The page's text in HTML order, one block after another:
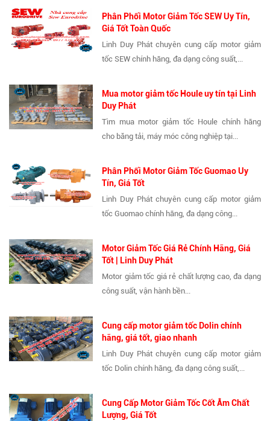
Phân Phối Motor Giảm Tốc SEW Uy Tín,
Giá Tốt Toàn Quốc
Linh Duy Phát chuyên cung cấp motor giảm
tốc SEW chính hãng, đa dạng công suất,...
Mua motor giảm tốc Houle uy tín tại Linh
Duy Phát
Tìm mua motor giảm tốc Houle chính hãng
cho băng tải, máy móc công nghiệp tại...
Phân Phối Motor Giảm Tốc Guomao Uy
Tín, Giá Tốt
Linh Duy Phát chuyên cung cấp motor giảm
tốc Guomao chính hãng, đa dạng công...
Motor Giảm Tốc Giá Rẻ Chính Hãng, Giá
Tốt | Linh Duy Phát
Motor giảm tốc giá rẻ chất lượng cao, đa dạng
công suất, vận hành bền...
Cung cấp motor giảm tốc Dolin chính
hãng, giá tốt, giao nhanh
Linh Duy Phát chuyên cung cấp motor giảm
tốc Dolin chính hãng, đa dạng công suất,...
Cung Cấp Motor Giảm Tốc Cốt Âm Chất
Lượng, Giá Tốt